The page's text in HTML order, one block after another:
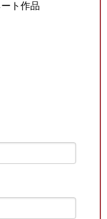
ト作品